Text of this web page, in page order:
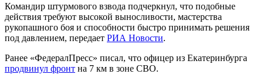
Командир штурмового взвода подчеркнул, что подобные
действия требуют высокой выносливости, мастерства
рукопашного боя и способности быстро принимать решения
под давлением, передает РИА Новости.
Ранее «ФедералПресс» писал, что офицер из Екатеринбурга
продвинул фронт на 7 км в зоне СВО.